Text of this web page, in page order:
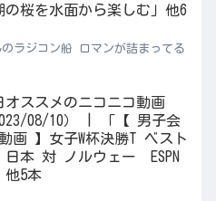
の桜を水面から楽しむ」他6
ラジコン船 ロマンが詰まってる
オススメのニコニコ動画
08/10） | 「【 男子会
動画 】女子W杯決勝T ベスト
本 対 ノルウェー ESPN
他5本